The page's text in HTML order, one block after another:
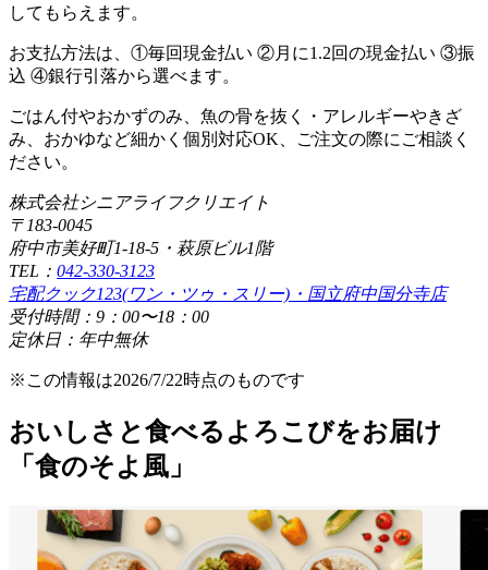
してもらえます。
お支払方法は、①毎回現金払い ②月に1.2回の現金払い ③振
込 ④銀行引落から選べます。
ごはん付やおかずのみ、魚の骨を抜く・アレルギーやきざ
み、おかゆなど細かく個別対応OK、ご注文の際にご相談く
ださい。
株式会社シニアライフクリエイト
〒183-0045
府中市美好町1-18-5・萩原ビル1階
TEL： 042-330-3123
宅配クック123(ワン・ツゥ・スリー)・国立府中国分寺店
受付時間：9：00〜18：00
定休日：年中無休
※この情報は2026/7/22時点のものです
おいしさと食べるよろこびをお届け
「食のそよ風」